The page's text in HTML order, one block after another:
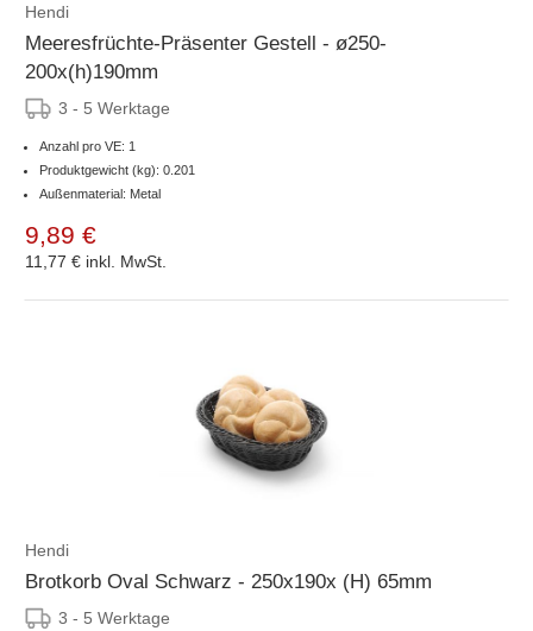
Hendi
Meeresfrüchte-Präsenter Gestell - ø250-
200x(h)190mm
3 - 5 Werktage
Anzahl pro VE: 1
Produktgewicht (kg): 0.201
Außenmaterial: Metal
9,89 €
11,77 € inkl. MwSt.
Hendi
Brotkorb Oval Schwarz - 250x190x (H) 65mm
3 - 5 Werktage